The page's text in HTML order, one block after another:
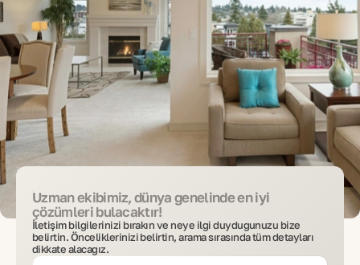
Uzman ekibimiz, dünya genelinde en iyi
çözümleri bulacaktır!
İletişim bilgilerinizi bırakın ve neye ilgi duyduğunuzu bize
belirtin. Önceliklerinizi belirtin, arama sırasında tüm detayları
dikkate alacağız.